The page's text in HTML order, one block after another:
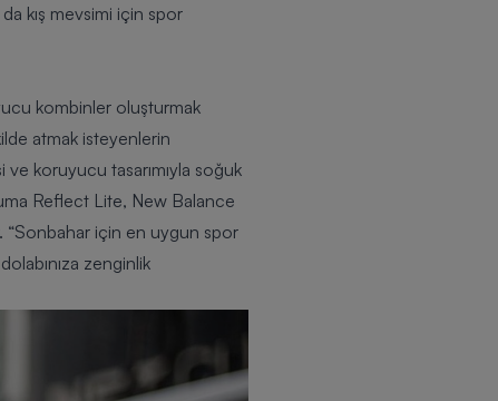
kış mevsimi için spor
kombinler oluşturmak
atmak isteyenlerin
ve koruyucu tasarımıyla soğuk
Reflect Lite, New Balance
“Sonbahar için en uygun spor
zenginlik